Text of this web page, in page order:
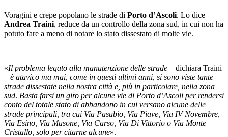
Voragini e crepe popolano le strade di Porto d’Ascoli. Lo dice
Andrea Traini, reduce da un controllo della zona sud, in cui non ha
potuto fare a meno di notare lo stato dissestato di molte vie.
«Il problema legato alla manutenzione delle strade – dichiara Traini
– è atavico ma mai, come in questi ultimi anni, si sono viste tante
strade dissestate nella nostra città e, più in particolare, nella zona
sud. Basta farsi un giro per alcune vie di Porto d’Ascoli per rendersi
conto del totale stato di abbandono in cui versano alcune delle
strade principali, tra cui Via Pasubio, Via Piave, Via IV Novembre,
Via Esino, Via Musone, Via Carso, Via Di Vittorio o Via Monte
Cristallo, solo per citarne alcune».